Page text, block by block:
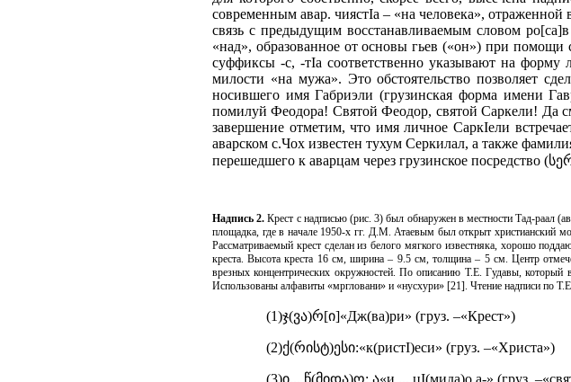
современным авар. чиястIа – «на человека»,
связь с предыдущим восстанавливаемым словом
«над», образованное от основы гьев («он») при помощи
суффиксы -с, -тIа соответственно указывают на форму
милости «на мужа». Это обстоятельство позволяет
носившего имя Габриэли (грузинская форма имени
помилуй Феодора! Святой Феодор, святой Саркели! Да
завершение отметим, что имя личное СаркIели
аварском с.Чох известен тухум Серкилал, а также
перешедшего к аварцам через грузинское посредство
Надпись 2. Крест с надписью (рис. 3) был обнаружен в местности Тад-раал
площадка, где в начале 1950-х гг. Д.М. Атаевым был открыт христианский
Рассматриваемый крест сделан из белого мягкого известняка, хорошо
креста. Высота креста 16 см, ширина – 9.5 см, толщина – 5 см. Центр
врезных концентрических окружностей. По описанию Т.Е. Гудавы,
Использованы алфавиты «мргловани» и «нусхури» [21]. Чтение надписи по
(1)ჯ(ვა)რ[ი]«Дж(ва)ри» (груз. –«Крест»)
(2)ქ(რისტ)ესი:«к(ристI)еси» (груз. –«Христа»)
(3)ი... წ(მიდა)ო: ა«и ... цI(мида)о а-» (груз.